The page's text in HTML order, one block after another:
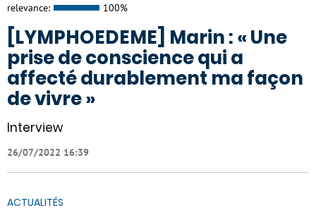
relevance: 100%
[LYMPHOEDEME] Marin : « Une
prise de conscience qui a
affecté durablement ma façon
de vivre »
Interview
26/07/2022 16:39
ACTUALITÉS